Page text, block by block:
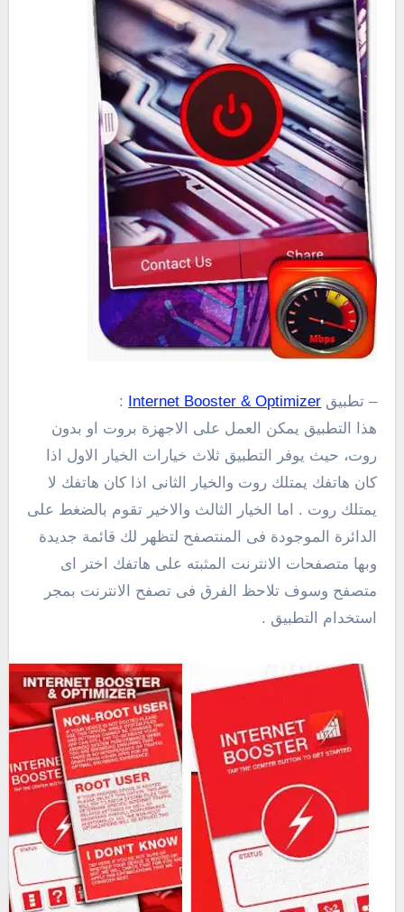
– تطبيق Internet Booster & Optimizer
:
هذا التطبيق يمكن العمل على الاجهزة بروت او بدون
روت، حيث يوفر التطبيق ثلاث خيارات الخيار الاول اذا
كان هاتفك يمتلك روت والخيار الثانى اذا كان هاتفك لا
يمتلك روت . اما الخيار الثالث والاخير تقوم بالضغط على
الدائرة الموجودة فى المنتصفح لتظهر لك قائمة جديدة
وبها متصفحات الانترنت المثبته على هاتفك اختر اى
متصفح وسوف تلاحظ الفرق فى تصفح الانترنت بمجر
استخدام التطبيق .